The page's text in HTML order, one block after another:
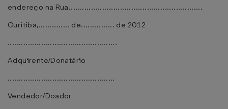
endereço na Rua............................................................
Curitiba,.............. de............... de 2012
.................................................
Adquirente/Donatário
................................................
Vendedor/Doador